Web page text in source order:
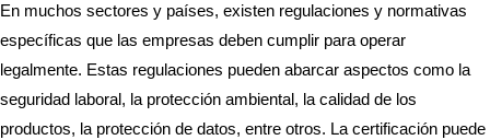
En muchos sectores y países, existen regulaciones y normativas
específicas que las empresas deben cumplir para operar
legalmente. Estas regulaciones pueden abarcar aspectos como la
seguridad laboral, la protección ambiental, la calidad de los
productos, la protección de datos, entre otros. La certificación puede